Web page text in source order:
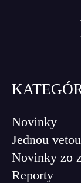
Novinky
Jednou vetou
Novinky zo
Reporty